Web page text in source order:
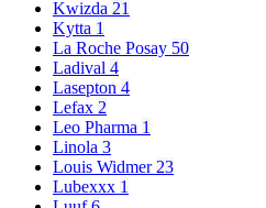
Kwizda 21
Kytta 1
La Roche Posay 50
Ladival 4
Lasepton 4
Lefax 2
Leo Pharma 1
Linola 3
Louis Widmer 23
Lubexxx 1